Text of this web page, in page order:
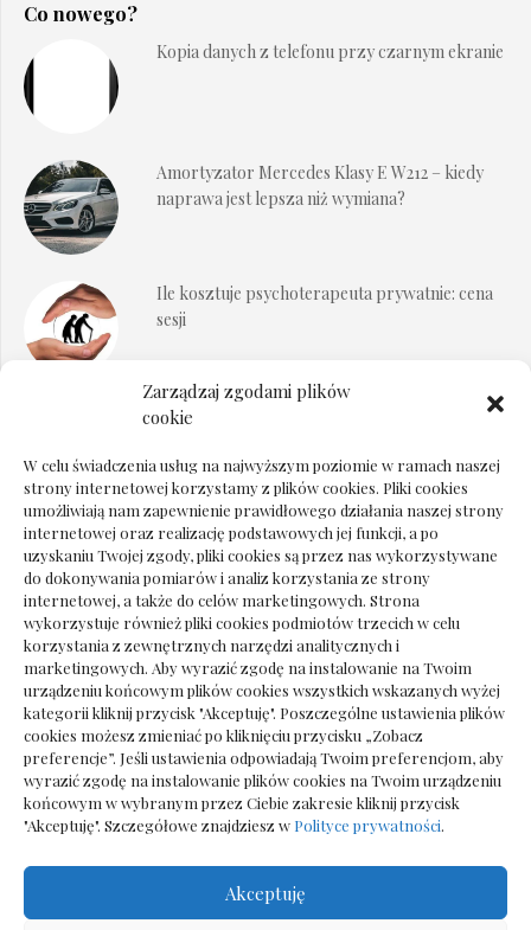
Zarządzaj zgodami plików
cookie
W celu świadczenia usług na najwyższym poziomie w ramach naszej
strony internetowej korzystamy z plików cookies. Pliki cookies
umożliwiają nam zapewnienie prawidłowego działania naszej strony
internetowej oraz realizację podstawowych jej funkcji, a po
uzyskaniu Twojej zgody, pliki cookies są przez nas wykorzystywane
do dokonywania pomiarów i analiz korzystania ze strony
internetowej, a także do celów marketingowych. Strona
wykorzystuje również pliki cookies podmiotów trzecich w celu
korzystania z zewnętrznych narzędzi analitycznych i
marketingowych. Aby wyrazić zgodę na instalowanie na Twoim
urządzeniu końcowym plików cookies wszystkich wskazanych wyżej
kategorii kliknij przycisk "Akceptuję". Poszczególne ustawienia plików
cookies możesz zmieniać po kliknięciu przycisku „Zobacz
preferencje”. Jeśli ustawienia odpowiadają Twoim preferencjom, aby
wyrazić zgodę na instalowanie plików cookies na Twoim urządzeniu
końcowym w wybranym przez Ciebie zakresie kliknij przycisk
"Akceptuję". Szczegółowe znajdziesz w Polityce prywatności.
Akceptuję
Co nowego?
Kopia danych z telefonu przy czarnym ekranie
Amortyzator Mercedes Klasy E W212 – kiedy
naprawa jest lepsza niż wymiana?
Ile kosztuje psychoterapeuta prywatnie: cena
sesji
Dokumenty do odbioru przy zmianie biura
Deska podłogowa do salonu: jak wybrać bez
pośpiechu